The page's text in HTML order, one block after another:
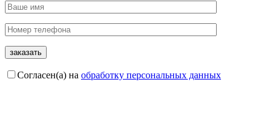
Согласен(а) на обработку персональных данных